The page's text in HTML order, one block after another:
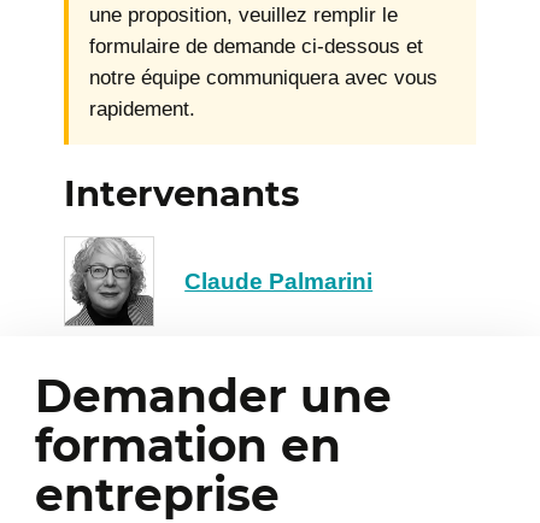
une proposition, veuillez remplir le
formulaire de demande ci-dessous et
notre équipe communiquera avec vous
rapidement.
Intervenants
Claude Palmarini
Demander une
formation en
entreprise